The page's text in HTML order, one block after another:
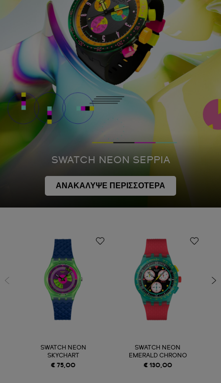
SWATCH NEON SEPPIA
ΑΝΑΚΑΛΥΨΕ ΠΕΡΙΣΣΟΤΕΡΑ
SWATCH NEON
SKYCHART
€ 75,00
SWATCH NEON
EMERALD CHRONO
€ 130,00